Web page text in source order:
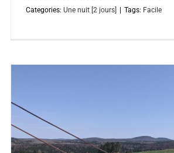
Categories:Une nuit [2 jours] | Tags: Facile